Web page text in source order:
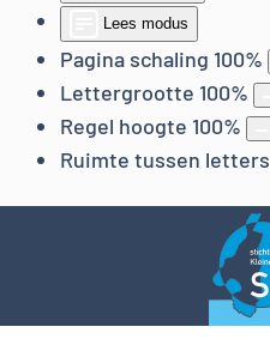
Lees modus
Pagina schaling 100%
Lettergrootte 100%
Regel hoogte 100%
Ruimte tussen letters